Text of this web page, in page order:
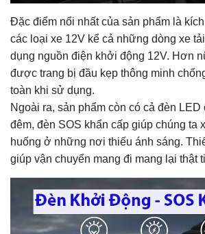
Đặc điểm nổi nhất của sản phẩm là
các loại xe 12V kể cả những dòng xe
dụng nguồn điện khởi động 12V. Hơn
được trang bị đầu kẹp thông minh
toàn khi sử dụng.
Ngoài ra, sản phẩm còn có cả đèn LED
đêm, đèn SOS khẩn cấp giúp chúng ta
huống ở những nơi thiếu ánh sáng.
giúp vận chuyển mang đi mang lại thật